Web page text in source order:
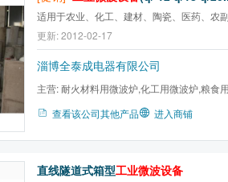
适用于农业、化工、建材、陶瓷、医药、农
更新: 2012-02-17
淄博全泰成电器有限公司
主营:耐火材料用微波炉,化工用微波炉,粮食
查看该公司其他产品 进入商铺
直线隧道式箱型工业微波设备